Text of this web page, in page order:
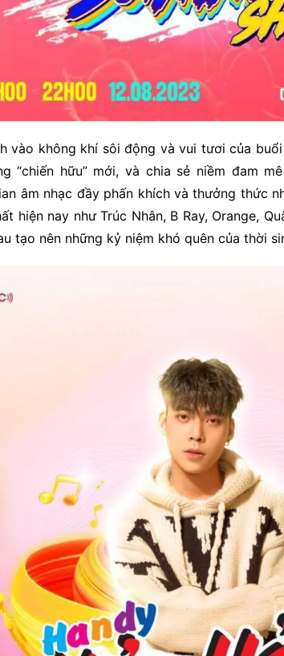
vào không khí sôi động và vui tươi của
“chiến hữu” mới, và chia sẻ niềm đam
âm nhạc đầy phấn khích và thưởng thức
hiện nay như Trúc Nhân, B Ray, Orange,
tạo nên những kỷ niệm khó quên của thời